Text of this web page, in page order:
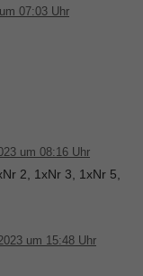
07:03 Uhr
um 08:16 Uhr
2, 1xNr 3, 1xNr 5,
um 15:48 Uhr